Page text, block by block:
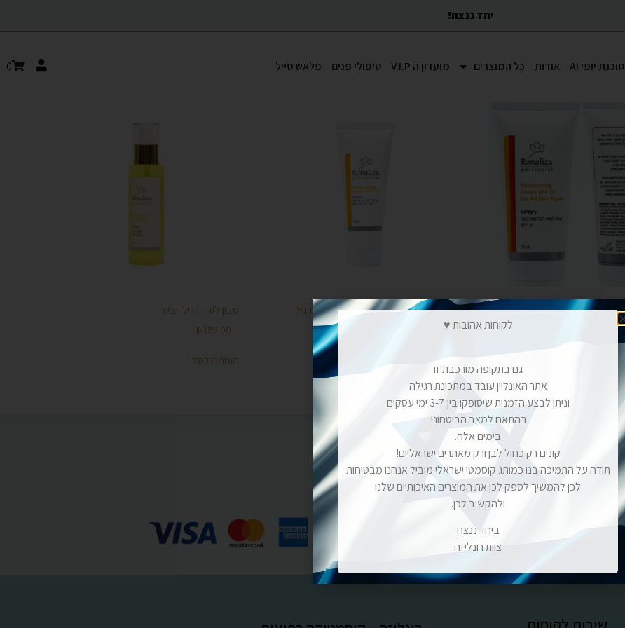
יחד ננצח!
סוכנת יופי AI אודות כל המוצרים מועדון ה V.I.P טיפולי פנים פלאש סייל 0
קרם לחות עם 25 SPF לעור שמן עד רגיל
199.00
הוספה לסל
סבון לעור רגיל ויבש
₪189.00
הוספה לסל
לקוחות אהובות ♥
גם בתקופה מורכבת זו
אתר האונליין עובד במתכונת רגילה
וניתן לבצע הזמנות שיסופקו בין 3-7 ימי עסקים
בהתאם למצב הביטחוני.
בימים אלה.
קונים רק כחול לבן ורק מאתרים ישראליים!
תודה על התמיכה בנו כמותג קוסמטי ישראלי מוביל אנחנו מבטיחות
לכן להמשיך לספק לכן את המוצרים האיכותיים שלנו
ולהקשיב לכן.
ביחד ננצח
צוות רונליזה